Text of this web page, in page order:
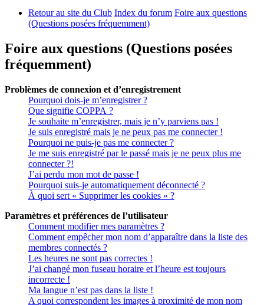
Retour au site du Club Index du forum Foire aux questions
(Questions posées fréquemment)
Foire aux questions (Questions posées
fréquemment)
Problèmes de connexion et d’enregistrement
Pourquoi dois-je m’enregistrer ?
Que signifie COPPA ?
Je souhaite m’enregistrer, mais je n’y parviens pas !
Je suis enregistré mais je ne peux pas me connecter !
Pourquoi ne puis-je pas me connecter ?
Je me suis enregistré par le passé mais je ne peux plus me
connecter ?!
J’ai perdu mon mot de passe !
Pourquoi suis-je automatiquement déconnecté ?
À quoi sert « Supprimer les cookies » ?
Paramètres et préférences de l’utilisateur
Comment modifier mes paramètres ?
Comment empêcher mon nom d’apparaître dans la liste des
membres connectés ?
Les heures ne sont pas correctes !
J’ai changé mon fuseau horaire et l’heure est toujours
incorrecte !
Ma langue n’est pas dans la liste !
A quoi correspondent les images à proximité de mon nom